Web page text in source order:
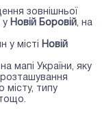
зовнішньої
у Новій Боровій, на
у місті Новій
мапі України, яку
місту, типу